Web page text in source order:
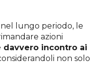
lungo periodo, le
azioni
davvero incontro ai
non solo